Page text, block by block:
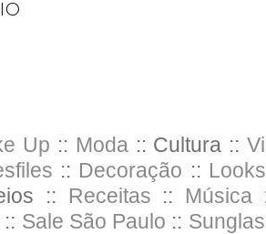
Up :: Moda:: Cultura ::
:: Decoração :: Looks
:: Receitas :: Música
:: Sale São Paulo ::